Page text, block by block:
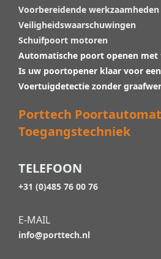
Voorbereidende werkzaamheden
Veiligheidswaarschuwingen
Schuifpoort motoren
Automatische poort openen met
Is uw poortopener klaar voor
Voertuigdetectie zonder
Porttech
Toegangstechniek
TELEFOON
+31 (0)485 76 00 76
E-MAIL
info@porttech.nl